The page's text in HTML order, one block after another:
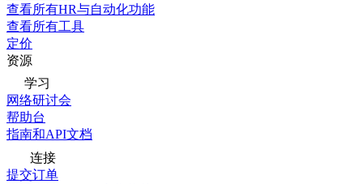
查看所有HR与自动化功能
查看所有工具
定价
资源
学习
网络研讨会
帮助台
指南和API文档
连接
提交订单